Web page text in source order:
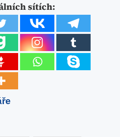
sítích: